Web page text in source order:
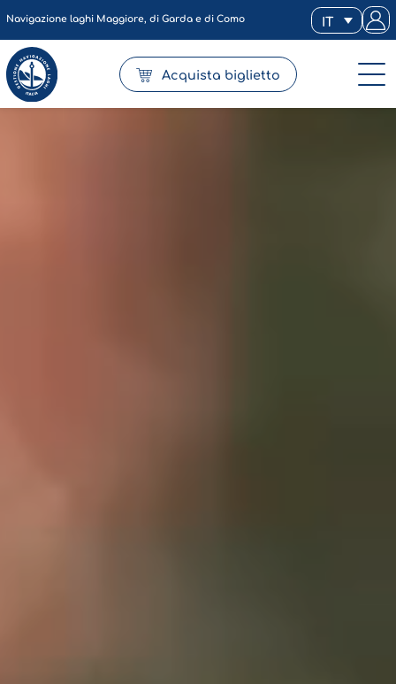
Navigazione laghi Maggiore, di Garda e di Como IT
Acquista biglietto